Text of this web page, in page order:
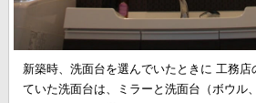
新築時、洗面台を選んでいたときに 工務店
ていた洗面台は、ミラーと洗面台（ボウル